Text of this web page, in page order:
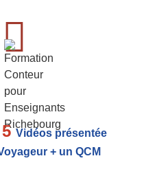
5Vidéos présentée
+ un QCM